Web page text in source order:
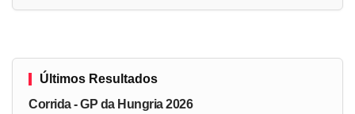
Últimos Resultados
Corrida - GP da Hungria 2026